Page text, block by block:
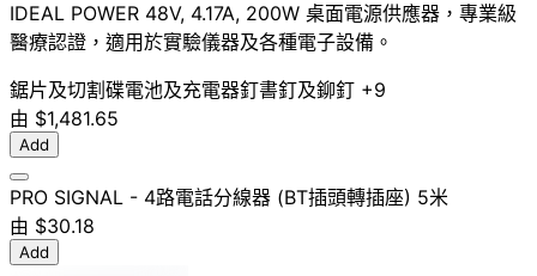
IDEAL POWER 48V, 4.17A, 200W 桌面電源供應器，專業級
醫療認證，適用於實驗儀器及各種電子設備。
鋸片及切割碟電池及充電器釘書釘及鉚釘 +9
由 $1,481.65
Add
PRO SIGNAL - 4路電話分線器 (BT插頭轉插座) 5米
由 $30.18
Add